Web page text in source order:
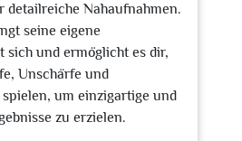
detailreiche Nahaufnahmen.
seine eigene
sich und ermöglicht es dir,
Unschärfe und
um einzigartige und
zu erzielen.